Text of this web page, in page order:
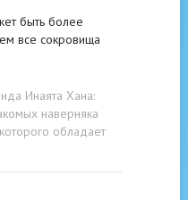
быть более
все сокровища
Инаята Хана:
наверняка
обладает